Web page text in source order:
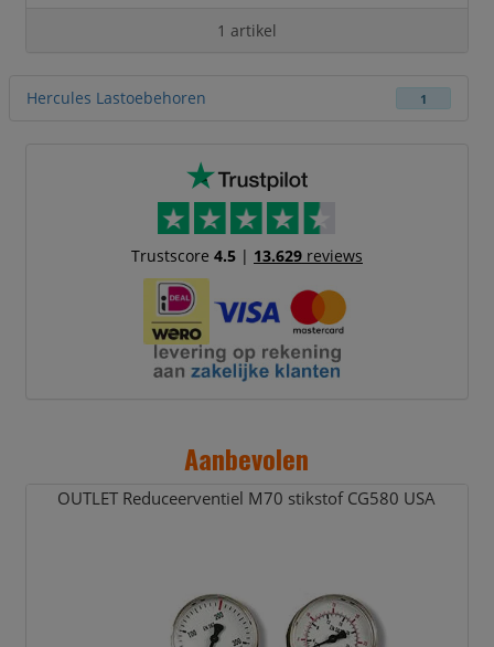
1 artikel
Hercules Lastoebehoren 1
Trustscore 4.5| 13.629reviews
Aanbevolen
OUTLET Reduceerventiel M70 stikstof CG580 USA